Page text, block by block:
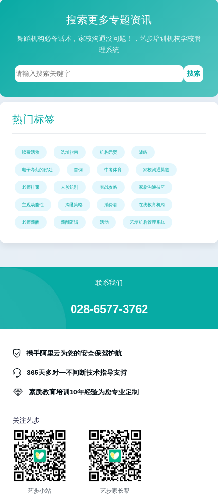
搜索更多专题资讯
舞蹈机构必备话术，家校沟通没问题！，艺步培训机构学校管
理系统
搜索
热门标签
续费活动 选址指南 机构元婴 战略
电子考勤的好处 首例 中考体育 家校沟通渠道
老师排课 人脸识别 实战攻略 家校沟通技巧
主观动能性 沟通策略 消费者 在线教育机构
老师薪酬 薪酬逻辑 活动 艺培机构管理系统
联系我们
028-6577-3762
携手阿里云为您的安全保驾护航
365天多对一不间断技术指导支持
素质教育培训10年经验为您专业定制
关注艺步
艺步小站 艺步家长帮